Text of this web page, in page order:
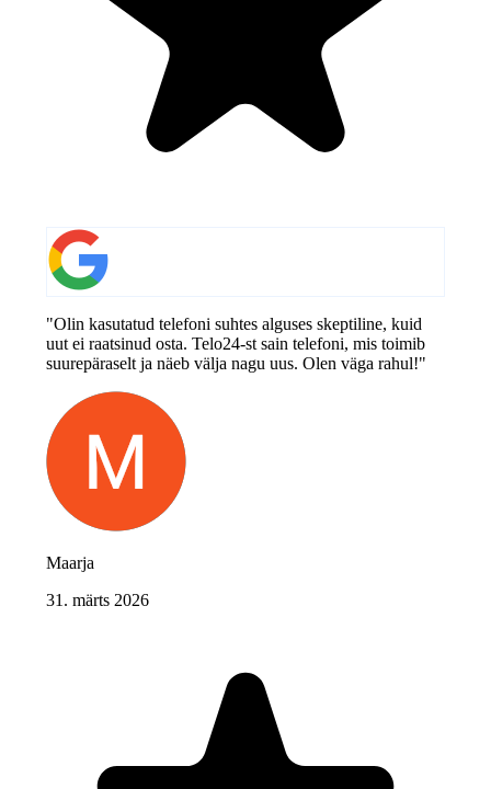
"Olin kasutatud telefoni suhtes alguses skeptiline, kuid
uut ei raatsinud osta. Telo24-st sain telefoni, mis toimib
suurepäraselt ja näeb välja nagu uus. Olen väga rahul!"
Maarja
31. märts 2026